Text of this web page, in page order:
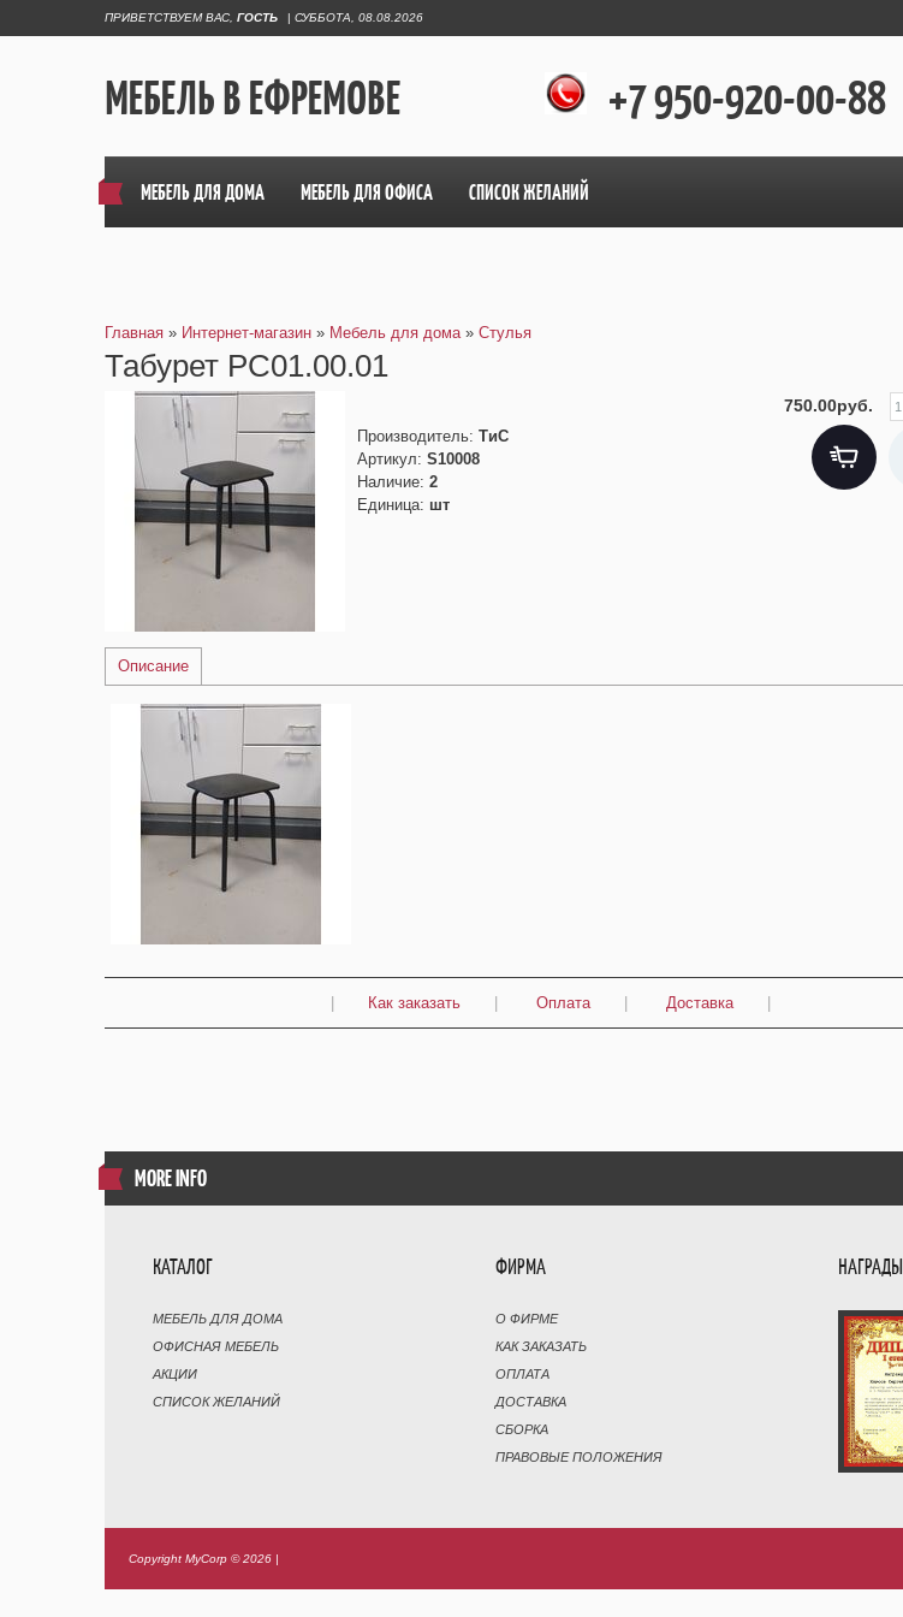
ПРИВЕТСТВУЕМ ВАС ГОСТЬ | СУББОТА, 08.08.2026
МЕБЕЛЬ В ЕФРЕМОВЕ +7 950-920-00-88
МЕБЕЛЬ ДЛЯ ДОМА МЕБЕЛЬ ДЛЯ ОФИСА СПИСОК ЖЕЛАНИЙ
Главная » Интернет-магазин » Мебель для дома » Стулья
Табурет РС01.00.01
750.00руб.
Производитель: ТиС
Артикул: S10008
Наличие: 2
Единица: шт
Описание
| Как заказать | Оплата | Доставка |
MORE INFO
КАТАЛОГ
МЕБЕЛЬ ДЛЯ ДОМА
ОФИСНАЯ МЕБЕЛЬ
АКЦИИ
СПИСОК ЖЕЛАНИЙ
ФИРМА
О ФИРМЕ
КАК ЗАКАЗАТЬ
ОПЛАТА
ДОСТАВКА
СБОРКА
ПРАВОВЫЕ ПОЛОЖЕНИЯ
НАГРАДЫ
Copyright MyCorp © 2026 |